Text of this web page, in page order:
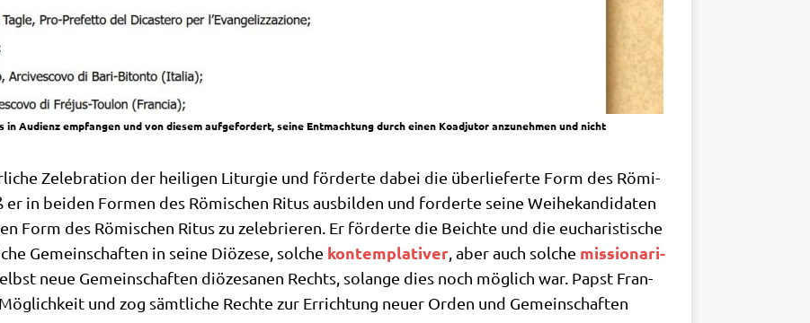
in Audi­enz emp­fan­gen und von die­sem auf­ge­for­dert, sei­ne Ent­mach­tung durch einen Koad­ju­tor anzu­neh­men und nicht
Zele­bra­ti­on der hei­li­gen Lit­ur­gie und för­der­te dabei die über­lie­fer­te Form des Römi­
er in bei­den For­men des Römi­schen Ritus aus­bil­den und for­der­te sei­ne Wei­he­kan­di­da­ten
Form des Römi­schen Ritus zu zele­brie­ren. Er för­der­te die Beich­te und die eucha­ri­sti­sche
Gemein­schaf­ten in sei­ne Diö­ze­se, sol­che kon­tem­pla­ti­ver , aber auch sol­che mis­sio­na­ri­
neue Gemein­schaf­ten diö­ze­sa­nen Rechts, solan­ge dies noch mög­lich war. Papst Fran­
und zog sämt­li­che Rech­te zur Errich­tung neu­er Orden und Gemein­schaf­ten